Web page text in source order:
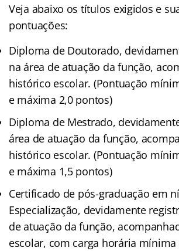
Veja abaixo os títulos exigidos e
pontuações:
Diploma de Doutorado,
na área de atuação da função,
histórico escolar. (Pontuação
e máxima 2,0 pontos)
Diploma de Mestrado,
área de atuação da função,
histórico escolar. (Pontuação
e máxima 1,5 pontos)
Certificado de pós-graduação em
Especialização, devidamente
de atuação da função,
escolar, com carga horária mínima